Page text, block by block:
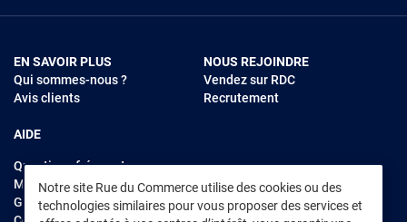
Notre site Rue du Commerce utilise des cookies ou des
technologies similaires pour vous proposer des services et
EN SAVOIR PLUS
Qui sommes-nous ?
Avis clients
AIDE
Questions fréquentes
Modes de règlements
Garantie et retours
NOUS REJOINDRE
Vendez sur RDC
Recrutement